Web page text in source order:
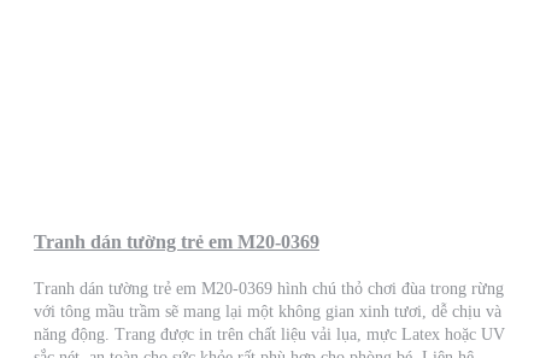
Tranh dán tường trẻ em M20-0369
Tranh dán tường trẻ em M20-0369 hình chú thỏ chơi đùa trong rừng
với tông mầu trầm sẽ mang lại một không gian xinh tươi, dễ chịu và
năng động. Trang được in trên chất liệu vải lụa, mực Latex hoặc UV